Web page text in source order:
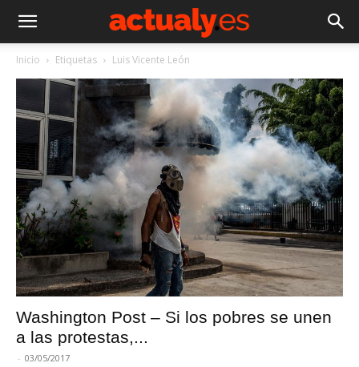
Inicio Etiquetas Luis Vicente León
Washington Post – Si los pobres se unen
a las protestas,...
- 03/05/2017